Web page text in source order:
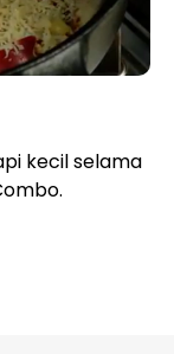
kecil selama